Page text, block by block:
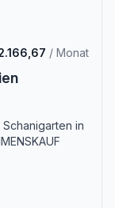
/ Monat
in